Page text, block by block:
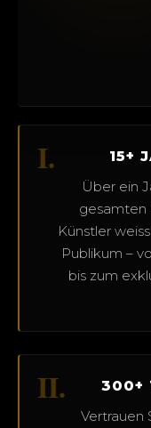
I.
15+
Über ein
gesamten
Künstler
Publikum –
bis zum
II.
300+
Vertrauen